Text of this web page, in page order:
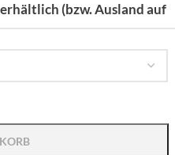
(bzw. Ausland auf